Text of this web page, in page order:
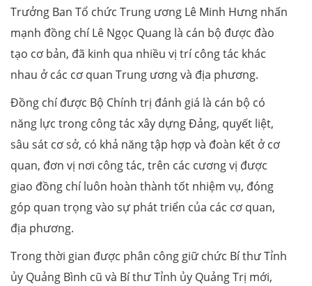
Trưởng Ban Tổ chức Trung ương Lê Minh Hưng nhấn
mạnh đồng chí Lê Ngọc Quang là cán bộ được đào
tạo cơ bản, đã kinh qua nhiều vị trí công tác khác
nhau ở các cơ quan Trung ương và địa phương.
Đồng chí được Bộ Chính trị đánh giá là cán bộ có
năng lực trong công tác xây dựng Đảng, quyết liệt,
sâu sát cơ sở, có khả năng tập hợp và đoàn kết ở cơ
quan, đơn vị nơi công tác, trên các cương vị được
giao đồng chí luôn hoàn thành tốt nhiệm vụ, đóng
góp quan trọng vào sự phát triển của các cơ quan,
địa phương.
Trong thời gian được phân công giữ chức Bí thư Tỉnh
ủy Quảng Bình cũ và Bí thư Tỉnh ủy Quảng Trị mới,